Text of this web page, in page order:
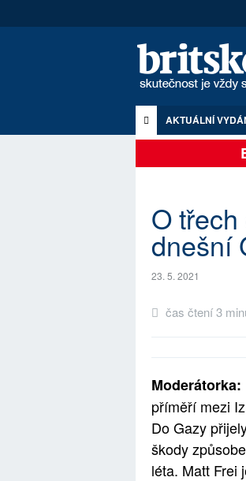
AKTUÁLNÍ
O
dnešní
23. 5. 2021
čas čtení 3
Moderátorka:
příměří mezi
Do Gazy
škody
léta. Matt Frei